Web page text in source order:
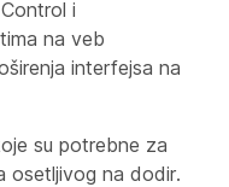
i
na veb
interfejsa na
su potrebne za
osetljivog na dodir.